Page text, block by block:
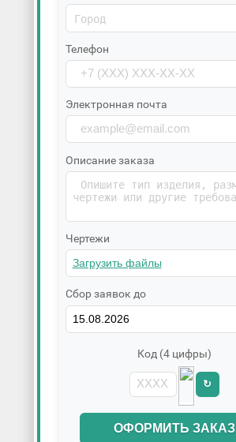
Телефон
Электронная почта
Описание заказа
Чертежи
Сбор заявок до
Код (4 цифры)
↻
ОФОРМИТЬ ЗАКАЗ